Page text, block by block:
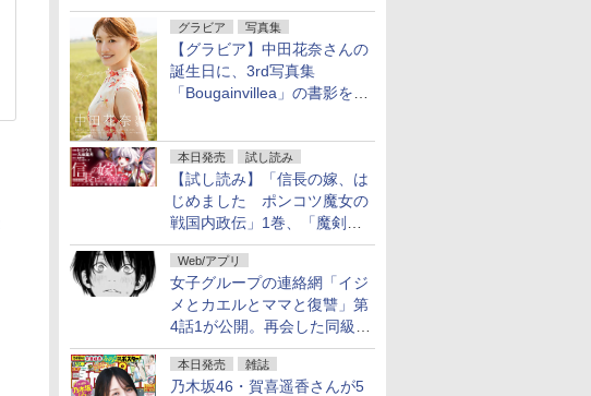
大80%オフ！
グラビア 写真集
【グラビア】中田花奈さんの
誕生日に、3rd写真集
「Bougainvillea」の書影を公
本日発売 試し読み
【試し読み】「信長の嫁、は
じめました ポンコツ魔女の
戦国内政伝」1巻、「魔剣の
花嫁 -ヴァルキュリア-」1巻
本日発売
Web/アプリ
女子グループの連絡網「イジ
メとカエルとママと復讐」第
4話1が公開。再会した同級生
は……
本日発売 雑誌
乃木坂46・賀喜遥香さんが5